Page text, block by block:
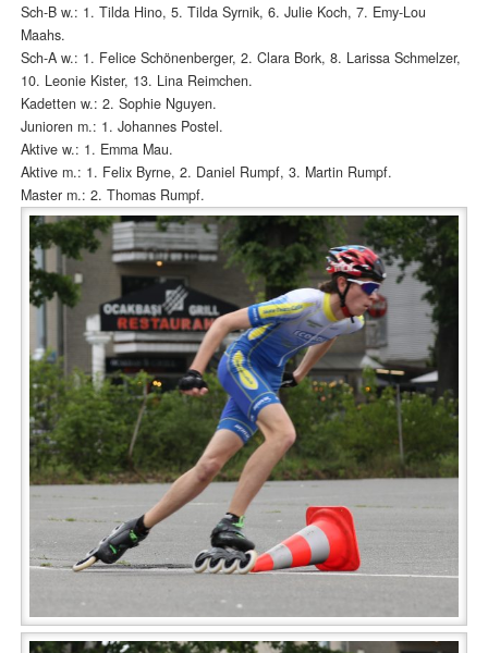
Sch-B w.: 1. Tilda Hino, 5. Tilda Syrnik, 6. Julie Koch, 7. Emy-Lou
Maahs.
Sch-A w.: 1. Felice Schönenberger, 2. Clara Bork, 8. Larissa Schmelzer,
10. Leonie Kister, 13. Lina Reimchen.
Kadetten w.: 2. Sophie Nguyen.
Junioren m.: 1. Johannes Postel.
Aktive w.: 1. Emma Mau.
Aktive m.: 1. Felix Byrne, 2. Daniel Rumpf, 3. Martin Rumpf.
Master m.: 2. Thomas Rumpf.